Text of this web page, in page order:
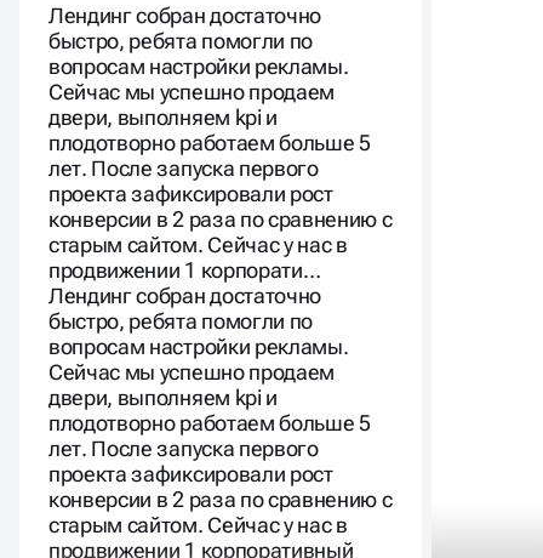
Лендинг собран достаточно
быстро, ребята помогли по
вопросам настройки рекламы.
Сейчас мы успешно продаем
двери, выполняем kpi и
плодотворно работаем больше 5
лет. После запуска первого
проекта зафиксировали рост
конверсии в 2 раза по сравнению с
старым сайтом. Сейчас у нас в
продвижении 1 корпорати…
Лендинг собран достаточно
быстро, ребята помогли по
вопросам настройки рекламы.
Сейчас мы успешно продаем
двери, выполняем kpi и
плодотворно работаем больше 5
лет. После запуска первого
проекта зафиксировали рост
конверсии в 2 раза по сравнению с
старым сайтом. Сейчас у нас в
продвижении 1 корпоративный